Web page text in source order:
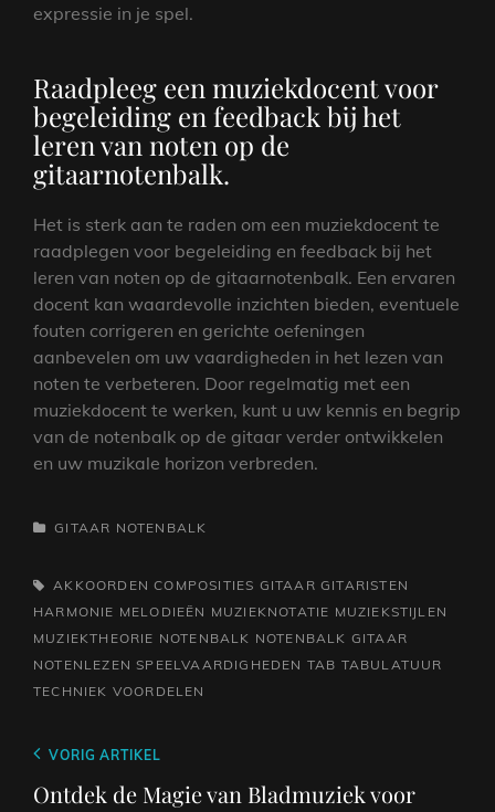
expressie in je spel.
Raadpleeg een muziekdocent voor
begeleiding en feedback bij het
leren van noten op de
gitaarnotenbalk.
Het is sterk aan te raden om een muziekdocent te
raadplegen voor begeleiding en feedback bij het
leren van noten op de gitaarnotenbalk. Een ervaren
docent kan waardevolle inzichten bieden, eventuele
fouten corrigeren en gerichte oefeningen
aanbevelen om uw vaardigheden in het lezen van
noten te verbeteren. Door regelmatig met een
muziekdocent te werken, kunt u uw kennis en begrip
van de notenbalk op de gitaar verder ontwikkelen
en uw muzikale horizon verbreden.
CATEGORIEËN
GITAAR NOTENBALK
TAGS,AKKOORDEN COMPOSITIES GITAAR GITARISTEN
HARMONIE MELODIEËN MUZIEKNOTATIE MUZIEKSTIJLEN
MUZIEKTHEORIE NOTENBALK NOTENBALK GITAAR
NOTENLEZEN SPEELVAARDIGHEDEN TAB TABULATUUR
TECHNIEK VOORDELEN
Berichtnavigatie
Vorig
bericht
VORIG ARTIKEL
Ontdek de Magie van Bladmuziek voor